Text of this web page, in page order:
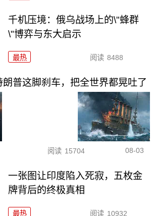
千机压境：俄乌战场上的\"蜂群
\"博弈与东大启示
最热 阅读 8488
普这脚刹车，把全世界都晃吐了
阅读 15704 08-03
一张图让印度陷入死寂，五枚金
牌背后的终极真相
最热 阅读 10932